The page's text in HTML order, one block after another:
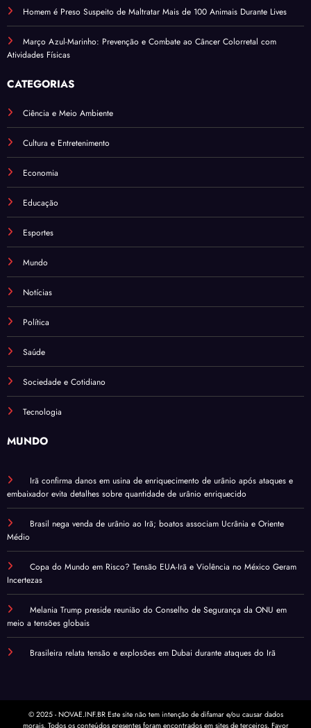
Homem é Preso Suspeito de Maltratar Mais de 100 Animais Durante Lives
Março Azul-Marinho: Prevenção e Combate ao Câncer Colorretal com
Atividades Físicas
CATEGORIAS
Ciência e Meio Ambiente
Cultura e Entretenimento
Economia
Educação
Esportes
Mundo
Notícias
Política
Saúde
Sociedade e Cotidiano
Tecnologia
MUNDO
Irã confirma danos em usina de enriquecimento de urânio após ataques e
embaixador evita detalhes sobre quantidade de urânio enriquecido
Brasil nega venda de urânio ao Irã; boatos associam Ucrânia e Oriente
Médio
Copa do Mundo em Risco? Tensão EUA-Irã e Violência no México Geram
Incertezas
Melania Trump preside reunião do Conselho de Segurança da ONU em
meio a tensões globais
Brasileira relata tensão e explosões em Dubai durante ataques do Irã
© 2025 - NOVAE.INF.BR Este site não tem intenção de difamar e/ou causar dados
morais. Todos os conteúdos presentes foram encontrados em sites de terceiros. Favor